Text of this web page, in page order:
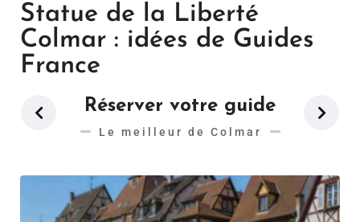
Statue de la Liberté
Colmar : idées de Guides
France
Réserver votre guide
Le meilleur de Colmar